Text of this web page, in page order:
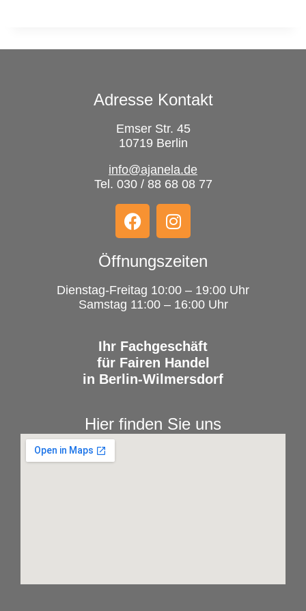
Adresse Kontakt
Emser Str. 45
10719 Berlin
info@ajanela.de
Tel. 030 / 88 68 08 77
Öffnungszeiten
Dienstag-Freitag 10:00 – 19:00 Uhr
Samstag 11:00 – 16:00 Uhr
Ihr Fachgeschäft
für Fairen Handel
in Berlin-Wilmersdorf
Hier finden Sie uns